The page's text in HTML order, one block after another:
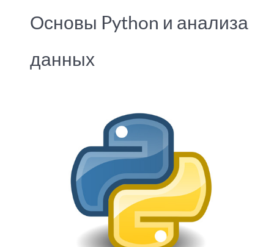
Основы Python и анализа
данных